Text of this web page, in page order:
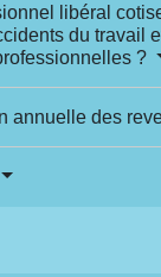
libéral
du travail
?
annuelle des